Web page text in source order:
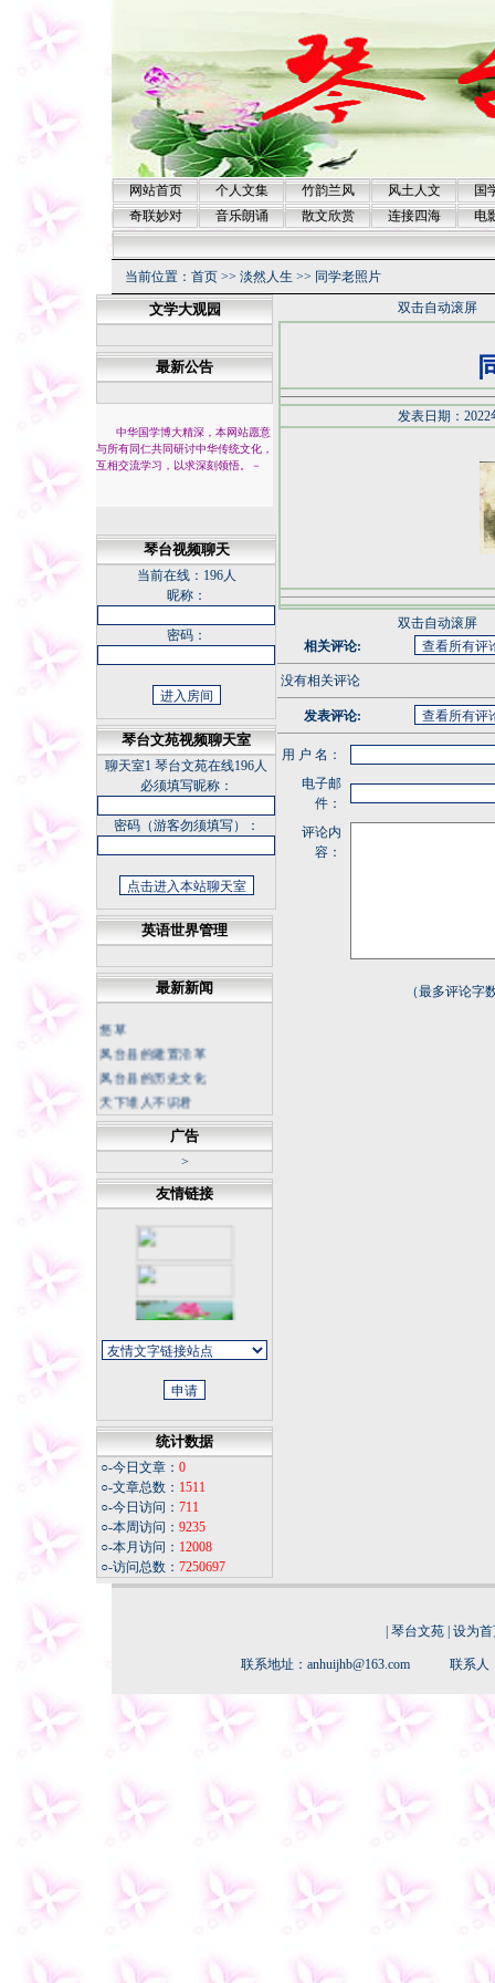
网站首页 个人文集 竹韵兰风 风土人文
国
奇联妙对
音乐朗诵 散文欣赏 连接四海 电
当前位置： 首页 >> 淡然人生 >> 同学老照片
文学大观园
最新公告
中华国学博大精深，本网站愿意
与所有同仁共同研讨中华传统文化，
互相交流学习，以求深刻领悟。
－
琴台视频聊天
当前在线： 196人
昵称：
密码：
琴台文苑视频聊天室
聊天室1 琴台文苑在线196人
必须填写昵称：
密码（游客勿须填写）：
英语世界管理
最新新闻
悠草
凤台县的建置沿革
凤台县的历史文化
天下谁人不识君
中国科幻底气来自大国重器
不断书写荒漠化防治新篇章
坚持正确的思想理念 传承中
华民族灵魂
同学老照片
福寿康宁
广告
>
友情链接
统计数据
○-今日文章： 0
○-文章总数： 1511
○-今日访问： 711
○-本周访问： 9235
○-本月访问： 12008
○-访问总数： 7250697
双击自动滚屏
发表日期：
双击自动滚屏
相关评论:
没有相关评论
发表评论:
用 户 名：
电子邮
件：
评论内
容：
（最多评论字
琴台文苑 设为
联系地址：anhuijhb@163.com 联系人